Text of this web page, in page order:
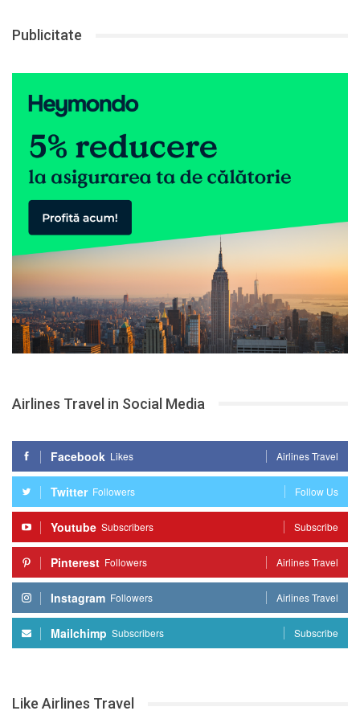
Publicitate
Airlines Travel in Social Media
Facebook Likes Airlines Travel
Twitter Followers Follow Us
Youtube Subscribers Subscribe
Pinterest Followers Airlines Travel
Instagram Followers Airlines Travel
Mailchimp Subscribers Subscribe
Like Airlines Travel